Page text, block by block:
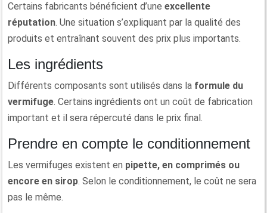
Certains fabricants bénéficient d’une excellente
réputation. Une situation s’expliquant par la qualité des
produits et entraînant souvent des prix plus importants.
Les ingrédients
Différents composants sont utilisés dans la formule du
vermifuge. Certains ingrédients ont un coût de fabrication
important et il sera répercuté dans le prix final.
Prendre en compte le conditionnement
Les vermifuges existent en pipette, en comprimés ou
encore en sirop. Selon le conditionnement, le coût ne sera
pas le même.